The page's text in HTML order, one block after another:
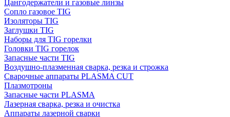
Цангодержатели и газовые линзы
Сопло газовое TIG
Изоляторы TIG
Заглушки TIG
Наборы для TIG горелки
Головки TIG горелок
Запасные части TIG
Воздушно-плазменная сварка, резка и строжка
Сварочные аппараты PLASMA CUT
Плазмотроны
Запасные части PLASMA
Лазерная сварка, резка и очистка
Аппараты лазерной сварки